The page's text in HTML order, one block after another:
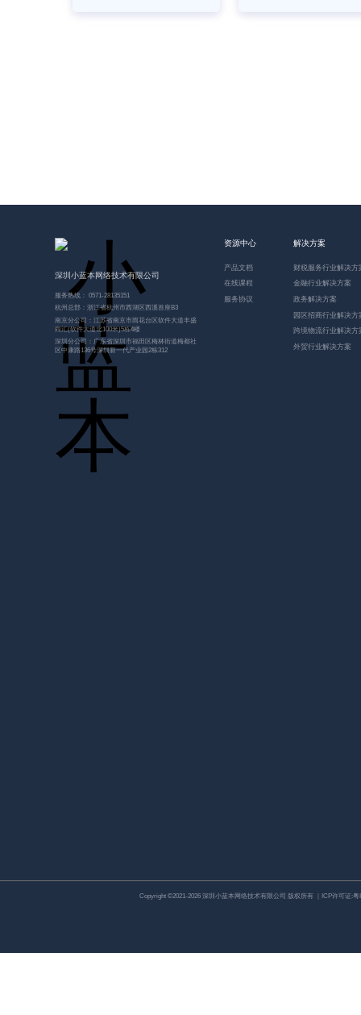
深圳小蓝本网络技术有限公司
服务热线： 0571-28135151
杭州总部：浙江省杭州市西湖区西溪首座B3
南京分公司：江苏省南京市雨花台区软件大道丰盛
商汇(软件大道北100米)5栋4楼
深圳分公司：广东省深圳市福田区梅林街道梅都社
区中康路136号深圳新一代产业园2栋312
资源中心
产品文档
在线课程
服务协议
解决方案
财税服务行业解决方
金融行业解决方案
政务解决方案
园区招商行业解决方
跨境物流行业解决方
外贸行业解决方案
Copyright ©2021-2026 深圳小蓝本网络技术有限公司 版权所有 ｜ICP许可证:粤